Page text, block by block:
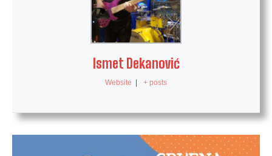
Ismet Dekanović
Website | + posts